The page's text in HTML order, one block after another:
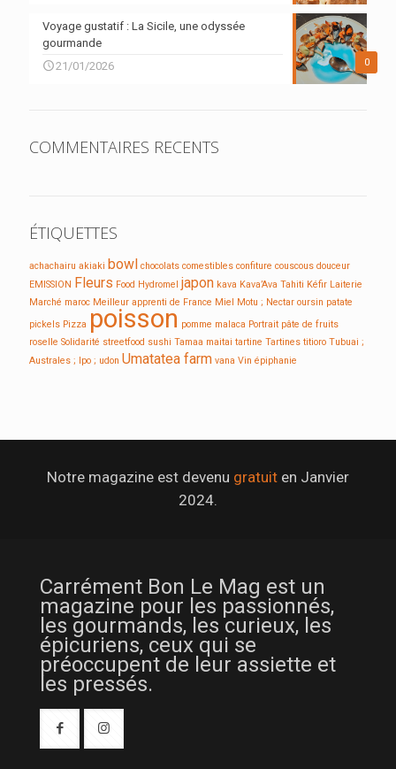
0
Voyage gustatif : La Sicile, une odyssée
gourmande
21/01/2026
COMMENTAIRES RECENTS
ÉTIQUETTES
achachairu akiaki bowl chocolats comestibles confiture couscous douceur
EMISSION
Fleurs Food Hydromel japon kava Kava’Ava Tahiti Kéfir Laiterie
Marché maroc Meilleur apprenti de France Miel Motu ; Nectar oursin patate
pickels Pizza poisson pomme malaca Portrait pâte de fruits
roselle Solidarité streetfood sushi Tamaa maitai tartine Tartines titioro Tubuai ;
Australes ; Ipo ; udon Umatatea farm vana Vin épiphanie
Notre magazine est devenu gratuit en Janvier
2024.
Carrément Bon Le Mag est un
magazine pour les passionnés,
les gourmands, les curieux, les
épicuriens, ceux qui se
préoccupent de leur assiette et
les pressés.